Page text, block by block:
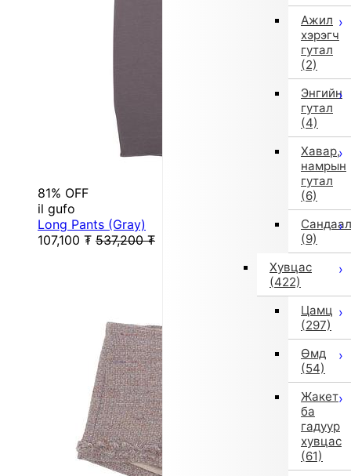
Ажил
хэрэгч
гутал
(2)
Энгийн
гутал
(4)
Хавар,
намрын
гутал
(6)
Сандаал
(9)
Хувцас
(422)
Цамц
(297)
Өмд
(54)
Жакет
ба
гадуур
хувцас
(61)
81% OFF
il gufo
Long Pants (Gray)
107,100 ₮ 537,200 ₮